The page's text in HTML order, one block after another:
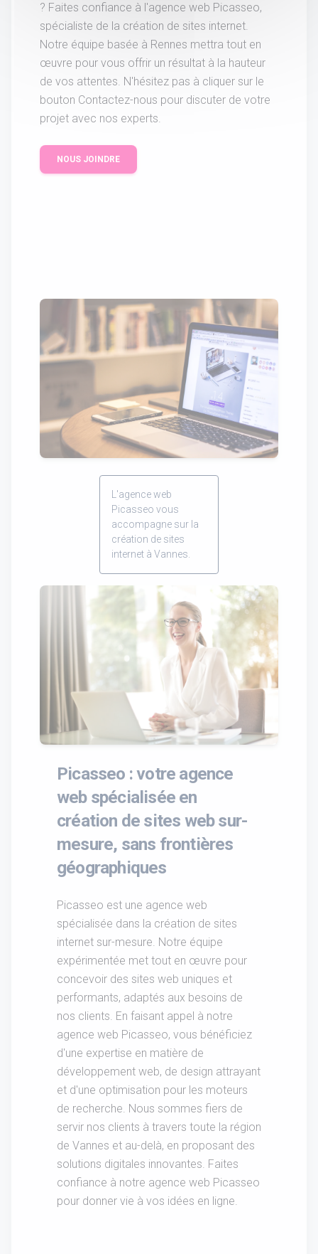
? Faites confiance à l'agence web Picasseo,
spécialiste de la création de sites internet.
Notre équipe basée à Rennes mettra tout en
œuvre pour vous offrir un résultat à la hauteur
de vos attentes. N'hésitez pas à cliquer sur le
bouton Contactez-nous pour discuter de votre
projet avec nos experts.
NOUS JOINDRE
L'agence web
Picasseo vous
accompagne sur la
création de sites
internet à Vannes.
Picasseo : votre agence
web spécialisée en
création de sites web sur-
mesure, sans frontières
géographiques
Picasseo est une agence web
spécialisée dans la création de sites
internet sur-mesure. Notre équipe
expérimentée met tout en œuvre pour
concevoir des sites web uniques et
performants, adaptés aux besoins de
nos clients. En faisant appel à notre
agence web Picasseo, vous bénéficiez
d'une expertise en matière de
développement web, de design attrayant
et d'une optimisation pour les moteurs
de recherche. Nous sommes fiers de
servir nos clients à travers toute la région
de Vannes et au-delà, en proposant des
solutions digitales innovantes. Faites
confiance à notre agence web Picasseo
pour donner vie à vos idées en ligne.